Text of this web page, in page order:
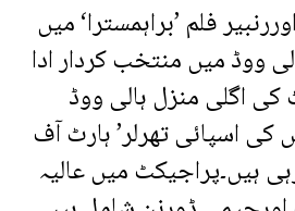
فلم ’براہمسترا‘ میں
ووڈ میں منتخب کردار ادا
کی اگلی منزل ہالی ووڈ
کی اسپائی تھرلر’ ہارٹ آف
ہیں۔پراجیکٹ میں عالیہ